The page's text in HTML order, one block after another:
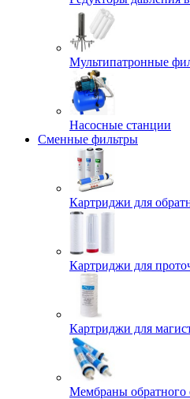
Мультипатронные
Насосные станции
Сменные фильтры
Картриджи для
Картриджи для
Картриджи для
Мембраны обратного